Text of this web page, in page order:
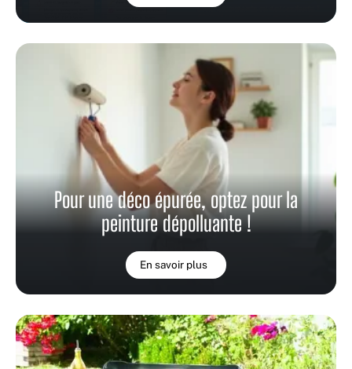
Pour une déco épurée, optez pour la
peinture dépolluante !
En savoir plus